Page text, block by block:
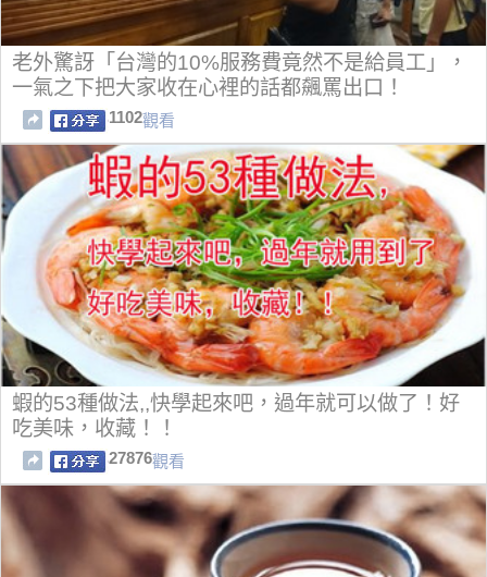
老外驚訝「台灣的10%服務費竟然不是給員工」，
一氣之下把大家收在心裡的話都飆罵出口！
1102觀看
蝦的53種做法,,快學起來吧，過年就可以做了！好
吃美味，收藏！！
27876觀看